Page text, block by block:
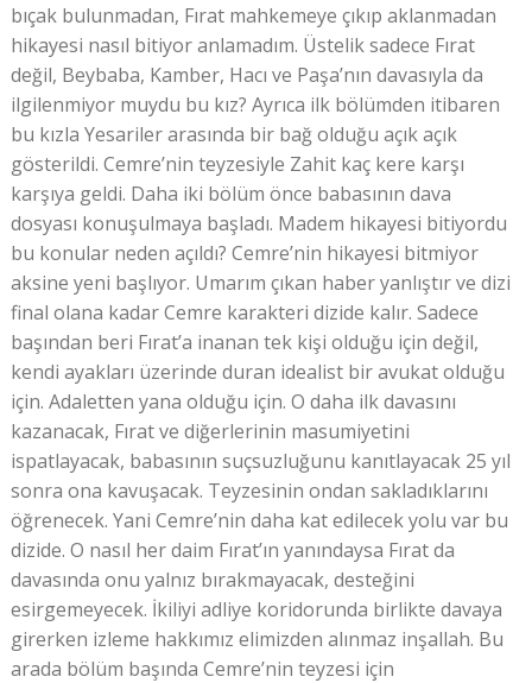
bıçak bulunmadan, Fırat mahkemeye çıkıp aklanmadan
hikayesi nasıl bitiyor anlamadım. Üstelik sadece Fırat
değil, Beybaba, Kamber, Hacı ve Paşa’nın davasıyla da
ilgilenmiyor muydu bu kız? Ayrıca ilk bölümden itibaren
bu kızla Yesariler arasında bir bağ olduğu açık açık
gösterildi. Cemre’nin teyzesiyle Zahit kaç kere karşı
karşıya geldi. Daha iki bölüm önce babasının dava
dosyası konuşulmaya başladı. Madem hikayesi bitiyordu
bu konular neden açıldı? Cemre’nin hikayesi bitmiyor
aksine yeni başlıyor. Umarım çıkan haber yanlıştır ve dizi
final olana kadar Cemre karakteri dizide kalır. Sadece
başından beri Fırat’a inanan tek kişi olduğu için değil,
kendi ayakları üzerinde duran idealist bir avukat olduğu
için. Adaletten yana olduğu için. O daha ilk davasını
kazanacak, Fırat ve diğerlerinin masumiyetini
ispatlayacak, babasının suçsuzluğunu kanıtlayacak 25 yıl
sonra ona kavuşacak. Teyzesinin ondan sakladıklarını
öğrenecek. Yani Cemre’nin daha kat edilecek yolu var bu
dizide. O nasıl her daim Fırat’ın yanındaysa Fırat da
davasında onu yalnız bırakmayacak, desteğini
esirgemeyecek. İkiliyi adliye koridorunda birlikte davaya
girerken izleme hakkımız elimizden alınmaz inşallah. Bu
arada bölüm başında Cemre’nin teyzesi için